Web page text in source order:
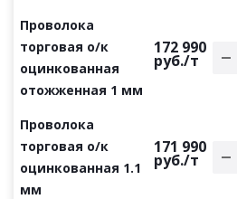
Проволока
торговая о/к
оцинкованная
отожженная 1 мм
172 990
руб./т
Проволока
торговая о/к
оцинкованная 1.1
мм
171 990
руб./т